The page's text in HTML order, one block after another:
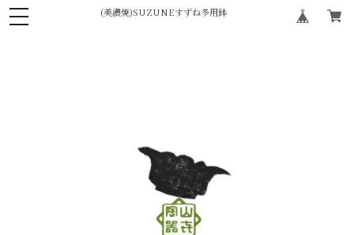
(美濃焼)SUZUNEすずね多用鉢